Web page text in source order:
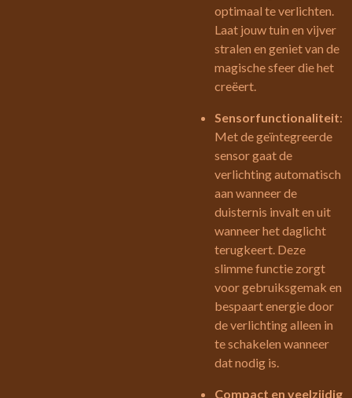
optimaal te verlichten.
Laat jouw tuin en vijver
stralen en geniet van de
magische sfeer die het
creëert.
Sensorfunctionaliteit:
Met de geïntegreerde
sensor gaat de
verlichting automatisch
aan wanneer de
duisternis invalt en uit
wanneer het daglicht
terugkeert. Deze
slimme functie zorgt
voor gebruiksgemak en
bespaart energie door
de verlichting alleen in
te schakelen wanneer
dat nodig is.
Compact en veelzijdig